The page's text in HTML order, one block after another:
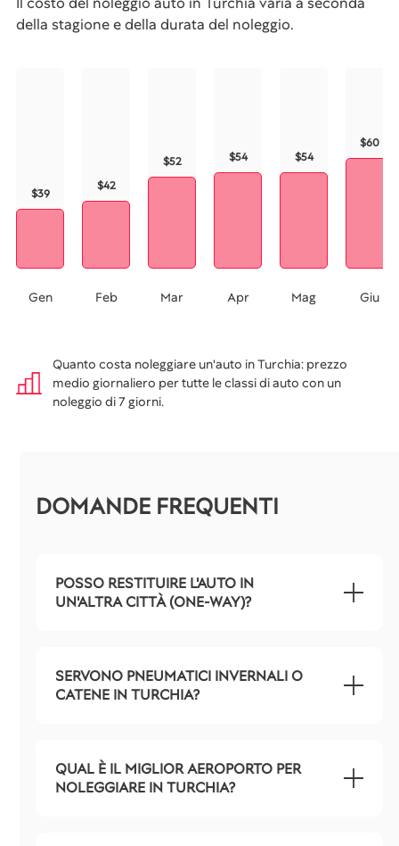
della stagione e della durata del noleggio.
$39
$42
$52 $54 $54
$60
Gen Feb Mar Apr Mag Giu
Quanto costa noleggiare un'auto in Turchia: prezzo
medio giornaliero per tutte le classi di auto con un
noleggio di 7 giorni.
DOMANDE FREQUENTI
POSSO RESTITUIRE L'AUTO IN
UN'ALTRA CITTÀ (ONE-WAY)?
SERVONO PNEUMATICI INVERNALI O
CATENE IN TURCHIA?
QUAL È IL MIGLIOR AEROPORTO PER
NOLEGGIARE IN TURCHIA?